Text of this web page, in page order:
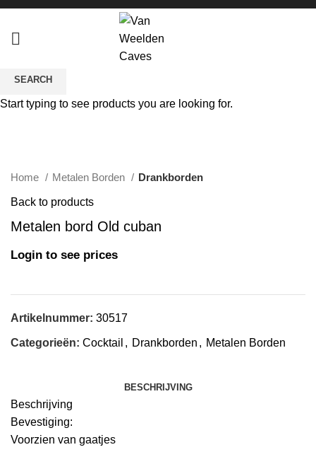
Home Metalen Borden Drankborden
Back to products
Metalen bord Old cuban
Login to see prices
Artikelnummer: 30517
Categorieën: Cocktail , Drankborden , Metalen Borden
BESCHRIJVING
Beschrijving
Bevestiging:
Voorzien van gaatjes
SEARCH
Start typing to see products you are looking for.